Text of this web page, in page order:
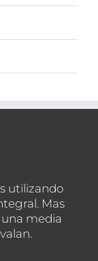
utilizando
Mas
una media